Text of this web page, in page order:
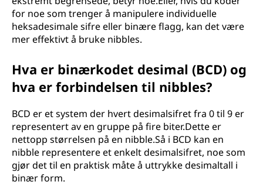
for noe som trenger å manipulere individuelle
heksadesimale sifre eller binære flagg, kan det være
mer effektivt å bruke nibbles.
Hva er binærkodet desimal (BCD) og
hva er forbindelsen til nibbles?
BCD er et system der hvert desimalsifret fra 0 til 9 er
representert av en gruppe på fire biter.Dette er
nettopp størrelsen på en nibble.Så i BCD kan en
nibble representere et enkelt desimalsifret, noe som
gjør det til en praktisk måte å uttrykke desimaltall i
binær form.